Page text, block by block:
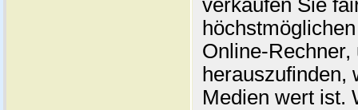
verkaufen Sie
Online-
herauszufinden,
Medien wert ist.